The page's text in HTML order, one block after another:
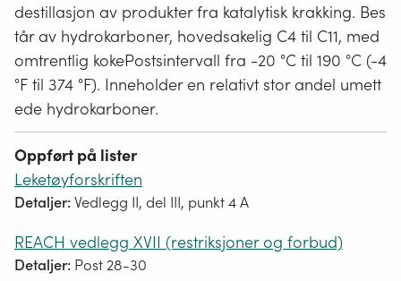
destillasjon av produkter fra katalytisk krakking. Bes
tår av hydrokarboner, hovedsakelig C4 til C11, med
omtrentlig kokePostsintervall fra -20 °C til 190 °C (-4
°F til 374 °F). Inneholder en relativt stor andel umett
ede hydrokarboner.
Oppført på lister
Leketøyforskriften
Detaljer:Vedlegg II, del III, punkt 4 A
REACH vedlegg XVII (restriksjoner og forbud)
Detaljer: Post 28-30